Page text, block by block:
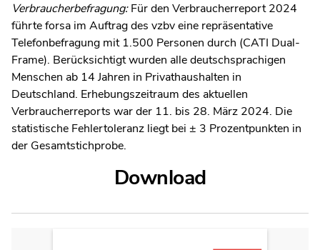
Verbraucherbefragung:Für den Verbraucherreport 2024
führte forsa im Auftrag des vzbv eine repräsentative
Telefonbefragung mit 1.500 Personen durch (CATI Dual-
Frame). Berücksichtigt wurden alle deutschsprachigen
Menschen ab 14 Jahren in Privathaushalten in
Deutschland. Erhebungszeitraum des aktuellen
Verbraucherreports war der 11. bis 28. März 2024. Die
statistische Fehlertoleranz liegt bei ± 3 Prozentpunkten in
der Gesamtstichprobe.
Download